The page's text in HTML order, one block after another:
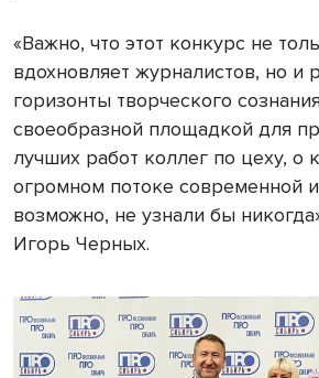
«Важно, что этот конкурс не
вдохновляет журналистов, но и
горизонты творческого
своеобразной площадкой для
лучших работ коллег по цеху, о
огромном потоке современной
возможно, не узнали бы
Игорь Черных.